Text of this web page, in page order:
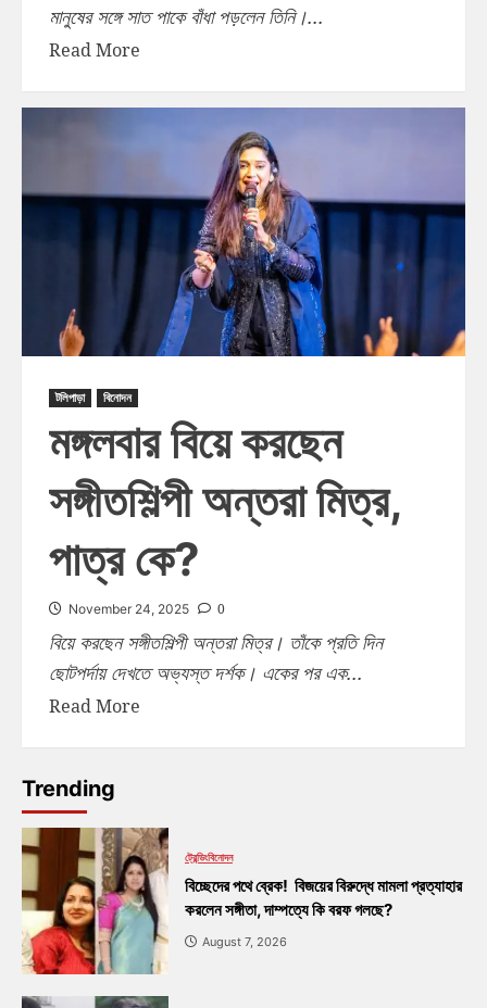
মানুষের সঙ্গে সাত পাকে বাঁধা পড়লেন তিনি।...
Read More
টলিপাড়া বিনোদন
মঙ্গলবার বিয়ে করছেন
সঙ্গীতশিল্পী অন্তরা মিত্র,
পাত্র কে?
November 24, 2025 0
বিয়ে করছেন সঙ্গীতশিল্পী অন্তরা মিত্র। তাঁকে প্রতি দিন
ছোটপর্দায় দেখতে অভ্যস্ত দর্শক। একের পর এক...
Read More
Trending
ট্রেন্ডিংবিনোদন
বিচ্ছেদের পথে ব্রেক! বিজয়ের বিরুদ্ধে মামলা প্রত্যাহার
করলেন সঙ্গীতা, দাম্পত্যে কি বরফ গলছে?
August 7, 2026